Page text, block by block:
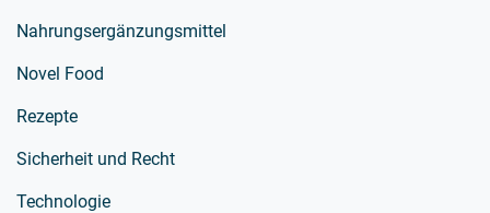
Nahrungsergänzungsmittel
Novel Food
Rezepte
Sicherheit und Recht
Technologie